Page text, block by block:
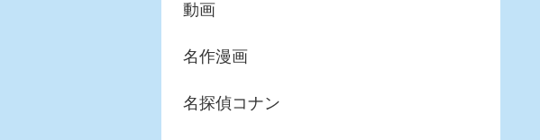
動画
名作漫画
名探偵コナン